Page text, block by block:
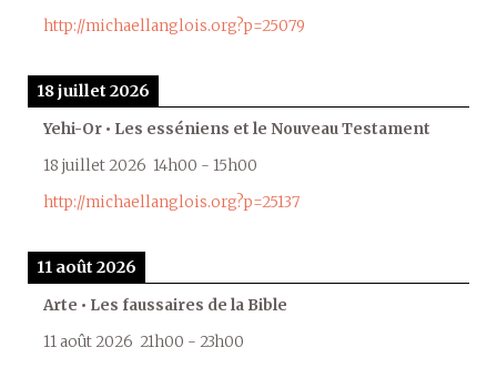
http://michaellanglois.org?p=25079
18 juillet 2026
Yehi-Or • Les esséniens et le Nouveau Testament
18 juillet 2026 14h00 - 15h00
http://michaellanglois.org?p=25137
11 août 2026
Arte • Les faussaires de la Bible
11 août 2026 21h00 - 23h00